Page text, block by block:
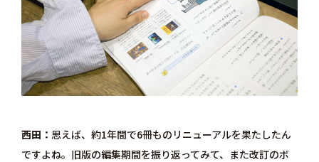
西田
思えば、約1年間で6冊ものリニューアルを果たしたん
ですよね。旧版の編集期間を振り返ってみて、また改訂のボ